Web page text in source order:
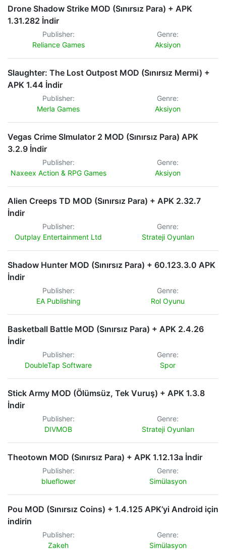
Drone Shadow Strike MOD (Sınırsız Para) + APK
1.31.282 İndir
Publisher:
Reliance Games
Genre:
Aksiyon
Slaughter: The Lost Outpost MOD (Sınırsız Mermi) +
APK 1.44 İndir
Publisher:
Merla Games
Genre:
Aksiyon
Vegas Crime SImulator 2 MOD (Sınırsız Para) APK
3.2.9 İndir
Publisher:
Naxeex Action & RPG Games
Genre:
Aksiyon
Alien Creeps TD MOD (Sınırsız Para) + APK 2.32.7
İndir
Publisher:
Outplay Entertainment Ltd
Genre:
Strateji Oyunları
Shadow Hunter MOD (Sınırsız Para) + 60.123.3.0 APK
İndir
Publisher:
EA Publishing
Genre:
Rol Oyunu
Basketball Battle MOD (Sınırsız Para) + APK 2.4.26
İndir
Publisher:
DoubleTap Software
Genre:
Spor
Stick Army MOD (Ölümsüz, Tek Vuruş) + APK 1.3.8
İndir
Publisher:
DIVMOB
Genre:
Strateji Oyunları
Theotown MOD (Sınırsız Para) + APK 1.12.13a İndir
Publisher:
blueflower
Genre:
Simülasyon
Pou MOD (Sınırsız Coins) + 1.4.125 APK’yi Android için
indirin
Publisher:
Zakeh
Genre:
Simülasyon